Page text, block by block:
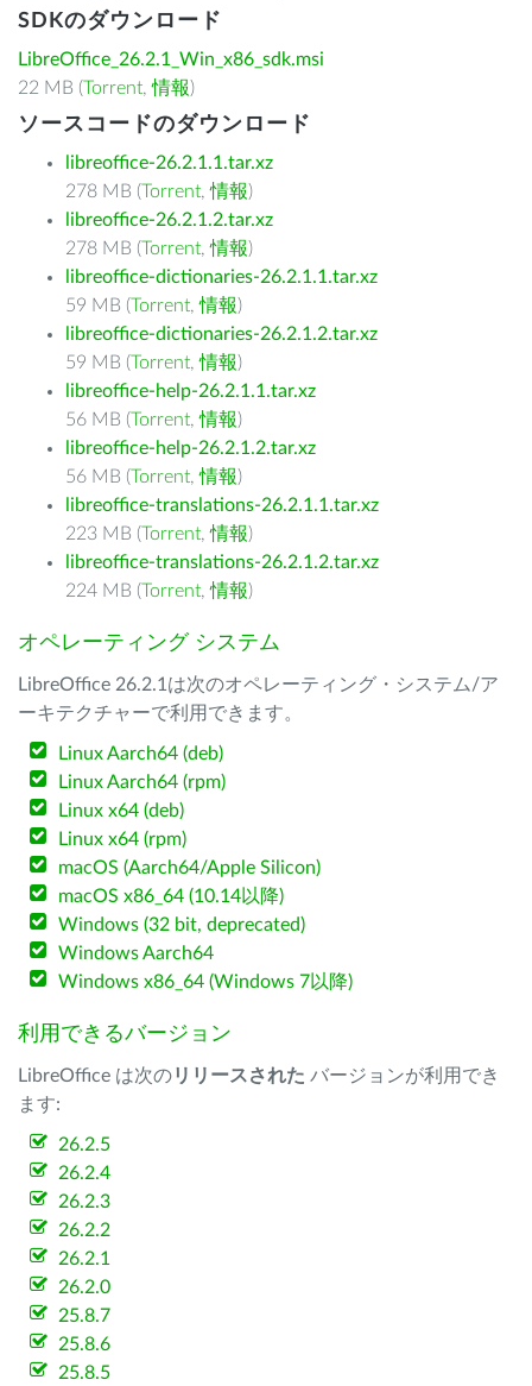
SDKのダウンロード
LibreOffice_26.2.1_Win_x86_sdk.msi
22 MB (Torrent,情報)
ソースコードのダウンロード
libreoffice-26.2.1.1.tar.xz
278 MB (Torrent,情報)
libreoffice-26.2.1.2.tar.xz
278 MB (Torrent,情報)
libreoffice-dictionaries-26.2.1.1.tar.xz
59 MB (Torrent,情報)
libreoffice-dictionaries-26.2.1.2.tar.xz
59 MB (Torrent,情報)
libreoffice-help-26.2.1.1.tar.xz
56 MB (Torrent,情報)
libreoffice-help-26.2.1.2.tar.xz
56 MB (Torrent,情報)
libreoffice-translations-26.2.1.1.tar.xz
223 MB (Torrent,情報)
libreoffice-translations-26.2.1.2.tar.xz
224 MB (Torrent,情報)
オペレーティング システム
LibreOffice 26.2.1は次のオペレーティング・システム/ア
ーキテクチャーで利用できます。
Linux Aarch64 (deb)
Linux Aarch64 (rpm)
Linux x64 (deb)
Linux x64 (rpm)
macOS (Aarch64/Apple Silicon)
macOS x86_64 (10.14以降)
Windows (32 bit, deprecated)
Windows Aarch64
Windows x86_64 (Windows 7以降)
利用できるバージョン
LibreOffice は次のリリースされた バージョンが利用でき
ます:
26.2.5
26.2.4
26.2.3
26.2.2
26.2.1
26.2.0
25.8.7
25.8.6
25.8.5